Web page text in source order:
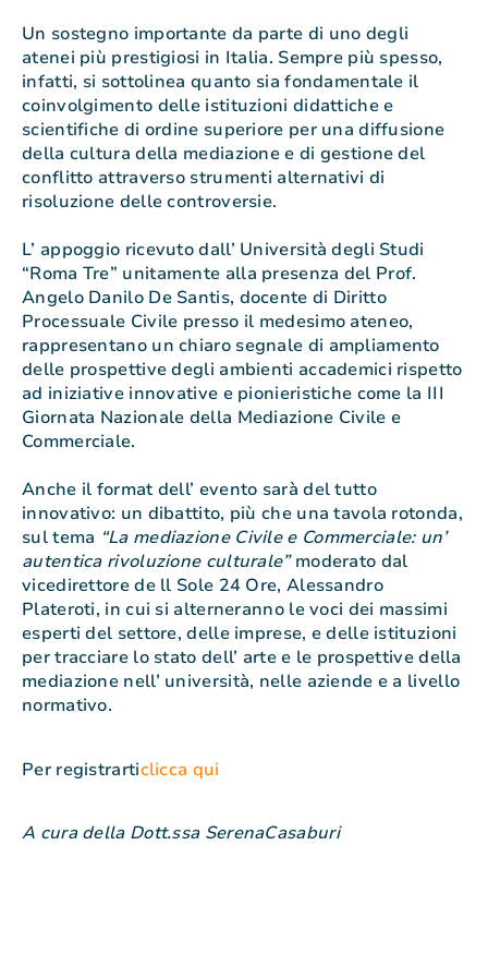
Un sostegno importante da parte di uno degli
atenei più prestigiosi in Italia. Sempre più spesso,
infatti, si sottolinea quanto sia fondamentale il
coinvolgimento delle istituzioni didattiche e
scientifiche di ordine superiore per una diffusione
della cultura della mediazione e di gestione del
conflitto attraverso strumenti alternativi di
risoluzione delle controversie.
L’ appoggio ricevuto dall’ Università degli Studi
“Roma Tre” unitamente alla presenza del Prof.
Angelo Danilo De Santis, docente di Diritto
Processuale Civile presso il medesimo ateneo,
rappresentano un chiaro segnale di ampliamento
delle prospettive degli ambienti accademici rispetto
ad iniziative innovative e pionieristiche come la III
Giornata Nazionale della Mediazione Civile e
Commerciale.
Anche il format dell’ evento sarà del tutto
innovativo: un dibattito, più che una tavola rotonda,
sul tema “La mediazione Civile e Commerciale: un’
autentica rivoluzione culturale”moderato dal
vicedirettore de ll Sole 24 Ore, Alessandro
Plateroti, in cui si alterneranno le voci dei massimi
esperti del settore, delle imprese, e delle istituzioni
per tracciare lo stato dell’ arte e le prospettive della
mediazione nell’ università, nelle aziende e a livello
normativo.
Per registrarticlicca qui
A cura della Dott.ssa SerenaCasaburi